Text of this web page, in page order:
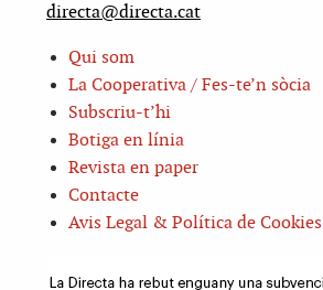
directa@directa.cat
Qui som
La Cooperativa / Fes-te’n sòcia
Subscriu-t’hi
Botiga en línia
Revista en paper
Contacte
Avis Legal & Política de Cookies